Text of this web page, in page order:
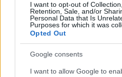
I want to opt-out of
Retention, Sale, and/or
Personal Data that Is
Purposes for which it was
Opted Out
Google consents
I want to allow Google to